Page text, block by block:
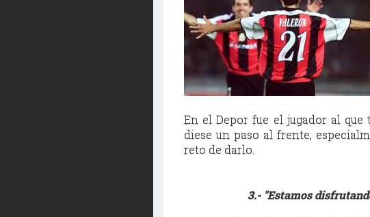
En el Depor fue el jugador al
diese un paso al frente,
reto de darlo.
3.- "Estamos